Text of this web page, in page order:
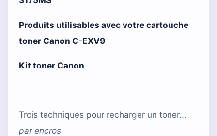
Produits utilisables avec votre cartouche
toner Canon C-EXV9
Kit toner Canon
Trois techniques pour recharger un toner...
parencros